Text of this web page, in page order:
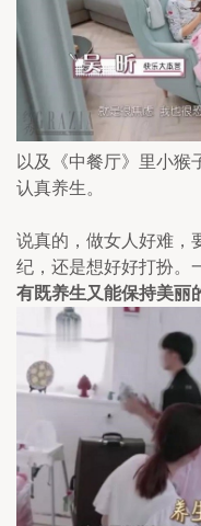
以及《中餐厅》里小猴
认真养生。
说真的，做女人好难，
纪，还是想好好打扮。
有既养生又能保持美丽